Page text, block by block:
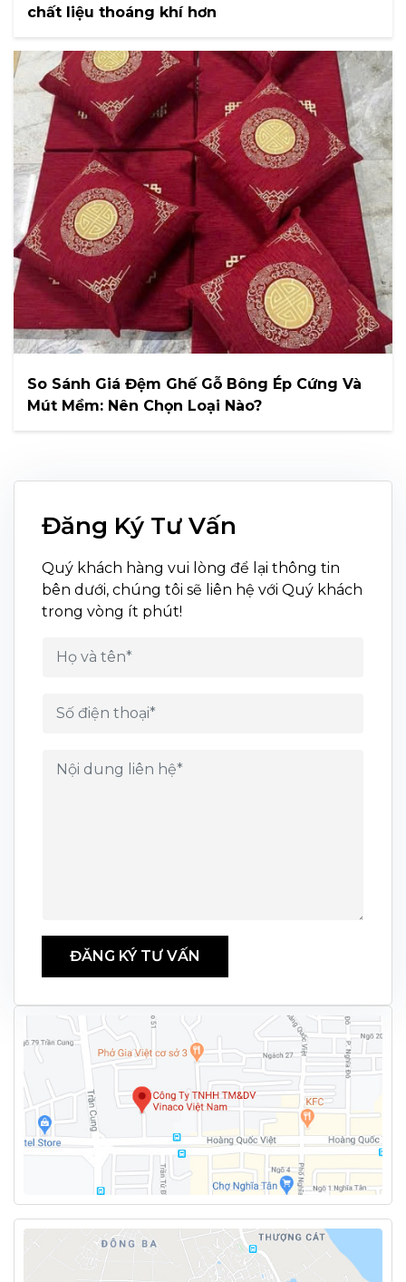
chất liệu thoáng khí hơn
So Sánh Giá Đệm Ghế Gỗ Bông Ép Cứng Và
Mút Mềm: Nên Chọn Loại Nào?
Đăng Ký Tư Vấn
Quý khách hàng vui lòng để lại thông tin
bên dưới, chúng tôi sẽ liên hệ với Quý khách
trong vòng ít phút!
ĐĂNG KÝ TƯ VẤN